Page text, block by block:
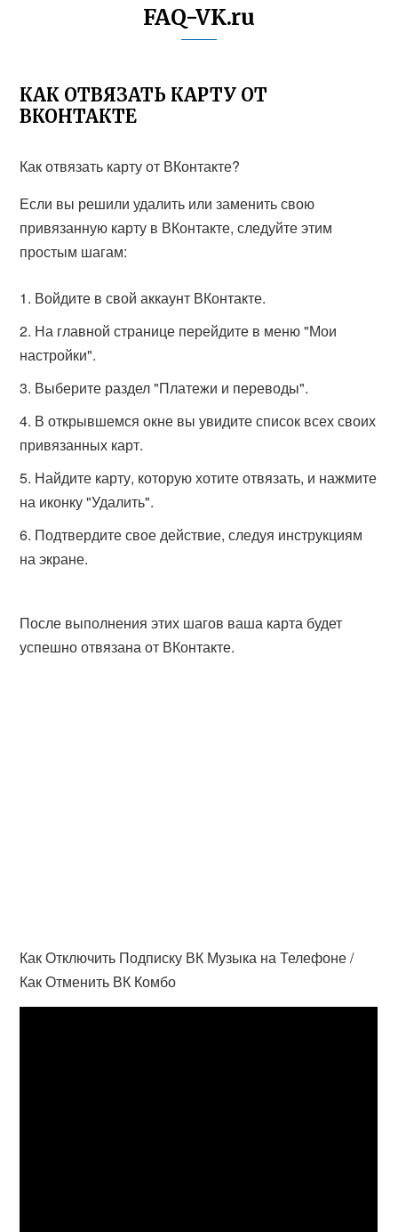
FAQ-VK.ru
КАК ОТВЯЗАТЬ КАРТУ ОТ
ВКОНТАКТЕ
Как отвязать карту от ВКонтакте?
Если вы решили удалить или заменить свою
привязанную карту в ВКонтакте, следуйте этим
простым шагам:
Войдите в свой аккаунт ВКонтакте.
На главной странице перейдите в меню "Мои
настройки".
Выберите раздел "Платежи и переводы".
В открывшемся окне вы увидите список всех своих
привязанных карт.
Найдите карту, которую хотите отвязать, и нажмите
на иконку "Удалить".
Подтвердите свое действие, следуя инструкциям
на экране.
После выполнения этих шагов ваша карта будет
успешно отвязана от ВКонтакте.
Как Отключить Подписку ВК Музыка на Телефоне /
Как Отменить ВК Комбо